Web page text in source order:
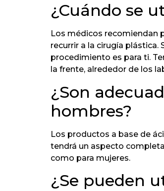
¿Cuándo se
Los médicos recomiendan
recurrir a la cirugía plástica.
procedimiento es para ti.
la frente, alrededor de los
¿Son
hombres?
Los productos a base de
tendrá un aspecto
como para mujeres.
¿Se pueden